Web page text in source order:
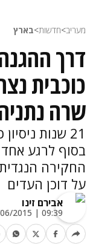
מעריב>חדשות>בארץ
דרך
כוכבית
שרה
21 שנות
בסוף לרגע
החקירה
על דוכן העדים
אבירם זינו
09:39 | 21/06/2015